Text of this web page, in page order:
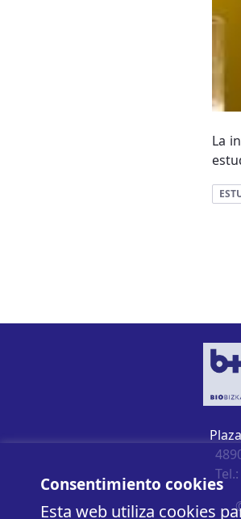
La
Consentimiento cookies
Esta web utiliza cookies